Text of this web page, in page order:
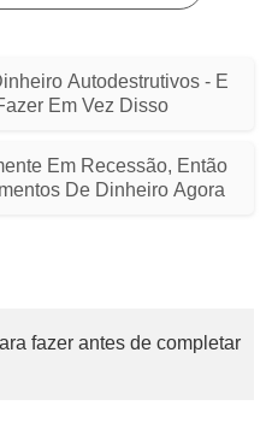
Autodestrutivos - E
Em Vez Disso
Em Recessão, Então
De Dinheiro Agora
fazer antes de completar